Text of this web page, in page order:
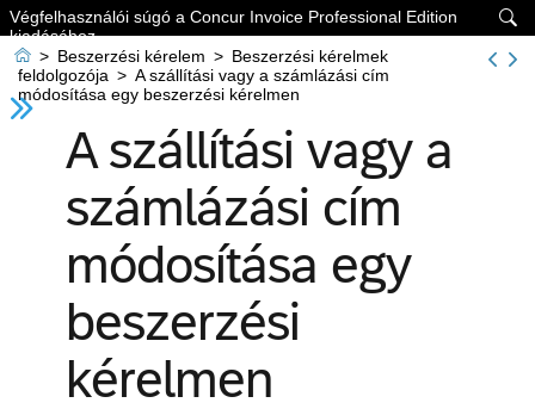

Végfelhasználói súgó a Concur Invoice Professional Edition
kiadásához
 > Beszerzési kérelem > Beszerzési kérelmek
feldolgozója > A szállítási vagy a számlázási cím
módosítása egy beszerzési kérelmen
A szállítási vagy a
számlázási cím
módosítása egy
beszerzési
kérelmen